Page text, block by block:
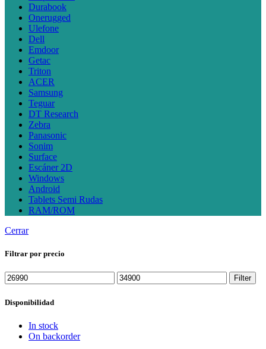
Durabook
Onerugged
Ulefone
Dell
Emdoor
Getac
Triton
ACER
Samsung
Teguar
DT Research
Zebra
Panasonic
Sonim
Surface
Escáner 2D
Windows
Android
Tablets Semi Rudas
RAM/ROM
Cerrar
Filtrar por precio
Min
price
Max
price
Filter
Disponibilidad
In stock
On backorder